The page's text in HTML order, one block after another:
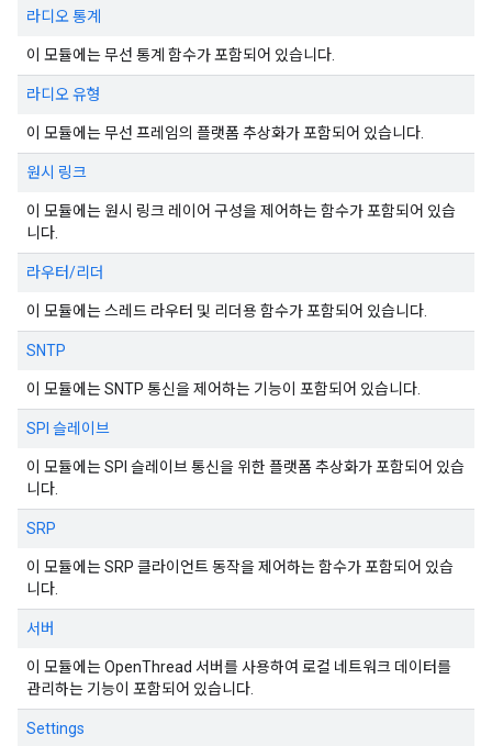
라디오 통계
이 모듈에는 무선 통계 함수가 포함되어 있습니다.
라디오 유형
이 모듈에는 무선 프레임의 플랫폼 추상화가 포함되어 있습니다.
원시 링크
이 모듈에는 원시 링크 레이어 구성을 제어하는 함수가 포함되어 있습
니다.
라우터/리더
이 모듈에는 스레드 라우터 및 리더용 함수가 포함되어 있습니다.
SNTP
이 모듈에는 SNTP 통신을 제어하는 기능이 포함되어 있습니다.
SPI 슬레이브
이 모듈에는 SPI 슬레이브 통신을 위한 플랫폼 추상화가 포함되어 있습
니다.
SRP
이 모듈에는 SRP 클라이언트 동작을 제어하는 함수가 포함되어 있습
니다.
서버
이 모듈에는 OpenThread 서버를 사용하여 로컬 네트워크 데이터를
관리하는 기능이 포함되어 있습니다.
Settings